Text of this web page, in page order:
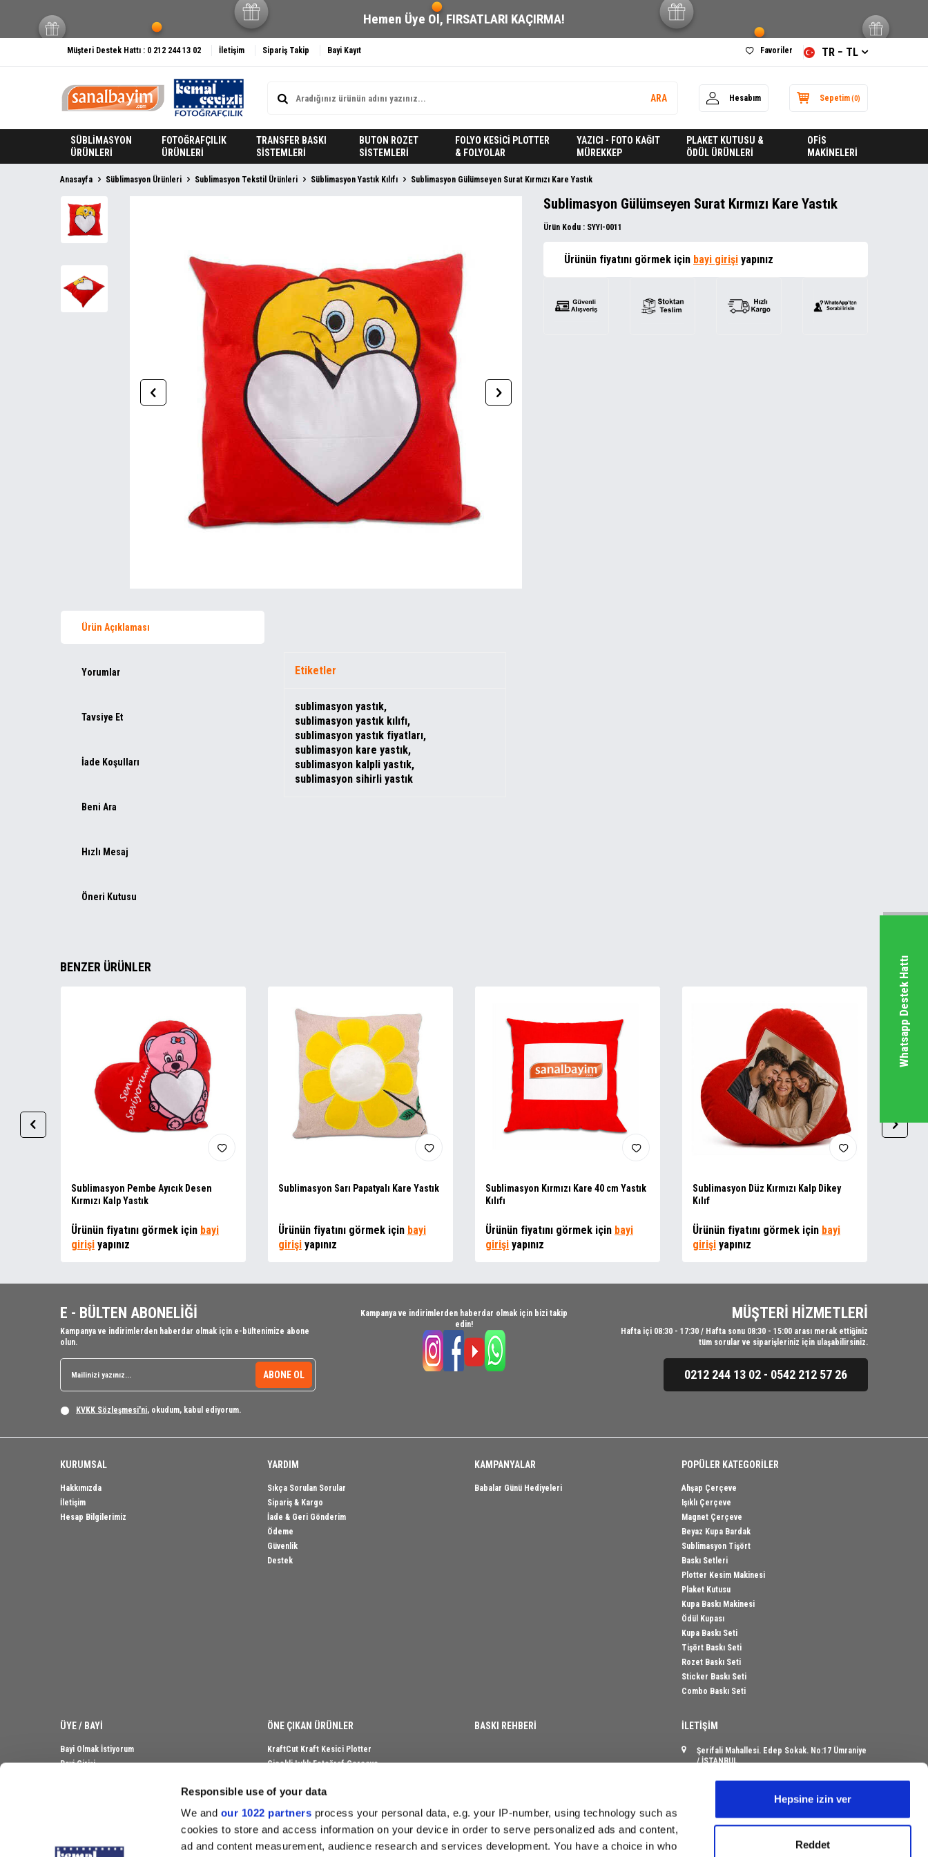
Responsible use of your data
We and our 1022 partners process your personal data, e.g. your IP-number, using technology such as
cookies to store and access information on your device in order to serve personalized ads and content,
ad and content measurement, audience research and services development. You have a choice in who
Hepsine izin ver
Reddet
Whatsapp Destek Hattı
Hemen Üye Ol, FIRSATLARI KAÇIRMA!
Müşteri Destek Hattı : 0 212 244 13 02 İletişim Sipariş Takip Bayi Kayıt Favoriler TR − TL
ARA Hesabım Sepetim(0)
SÜBLİMASYON
ÜRÜNLERİ
FOTOĞRAFÇILIK
ÜRÜNLERİ
TRANSFER BASKI
SİSTEMLERİ
BUTON ROZET
SİSTEMLERİ
FOLYO KESİCİ PLOTTER
& FOLYOLAR
YAZICI - FOTO KAĞIT
MÜREKKEP
PLAKET KUTUSU &
ÖDÜL ÜRÜNLERİ
OFİS
MAKİNELERİ
Anasayfa Süblimasyon Ürünleri Sublimasyon Tekstil Ürünleri Süblimasyon Yastık Kılıfı Sublimasyon Gülümseyen Surat Kırmızı Kare Yastık
Sublimasyon Gülümseyen Surat Kırmızı Kare Yastık
Ürün Kodu : SYYI-0011
Ürünün fiyatını görmek için bayi girişi yapınız
Ürün Açıklaması
Yorumlar
Tavsiye Et
İade Koşulları
Beni Ara
Hızlı Mesaj
Öneri Kutusu
Etiketler
sublimasyon yastık,
sublimasyon yastık kılıfı,
sublimasyon yastık fiyatları,
sublimasyon kare yastık,
sublimasyon kalpli yastık,
sublimasyon sihirli yastık
BENZER ÜRÜNLER
Sublimasyon Pembe Ayıcık Desen
Kırmızı Kalp Yastık
Ürünün fiyatını görmek için bayi
girişi yapınız
Sublimasyon Sarı Papatyalı Kare Yastık
Ürünün fiyatını görmek için bayi
girişi yapınız
Sublimasyon Kırmızı Kare 40 cm Yastık
Kılıfı
Ürünün fiyatını görmek için bayi
girişi yapınız
Sublimasyon Düz Kırmızı Kalp Dikey
Kılıf
Ürünün fiyatını görmek için bayi
girişi yapınız
E - BÜLTEN ABONELİĞİ
Kampanya ve indirimlerden haberdar olmak için e-bültenimize abone
olun.
ABONE OL
KVKK Sözleşmesi'ni, okudum, kabul ediyorum.
Kampanya ve indirimlerden haberdar olmak için bizi takip
edin!
MÜŞTERİ HİZMETLERİ
Hafta içi 08:30 - 17:30 / Hafta sonu 08:30 - 15:00 arası merak ettiğiniz
tüm sorular ve siparişleriniz için ulaşabilirsiniz.
0212 244 13 02 - 0542 212 57 26
KURUMSAL
Hakkımızda
İletişim
Hesap Bilgilerimiz
YARDIM
Sıkça Sorulan Sorular
Sipariş & Kargo
İade & Geri Gönderim
Ödeme
Güvenlik
Destek
KAMPANYALAR
Babalar Günü Hediyeleri
POPÜLER KATEGORİLER
Ahşap Çerçeve
Işıklı Çerçeve
Magnet Çerçeve
Beyaz Kupa Bardak
Sublimasyon Tişört
Baskı Setleri
Plotter Kesim Makinesi
Plaket Kutusu
Kupa Baskı Makinesi
Ödül Kupası
Kupa Baskı Seti
Tişört Baskı Seti
Rozet Baskı Seti
Sticker Baskı Seti
Combo Baskı Seti
ÜYE / BAYİ
Bayi Olmak İstiyorum
Bayi Girişi
ÖNE ÇIKAN ÜRÜNLER
KraftCut Kraft Kesici Plotter
Çiçekli Işıklı Fotoğraf Çerçeve
Bebek Magnet Fotoğraf Çerçevesi
Sublimasyon Beyaz Kupa
Kadife Albüm Plaket Kutusu
Kişiye Özel Yılın Oskarı Ödülü
Kupa ve Kahve Fincanı Baskı Seti
BASKI REHBERİ İLETİŞİM
Şerifali Mahallesi. Edep Sokak. No:17 Ümraniye
/ İSTANBUL